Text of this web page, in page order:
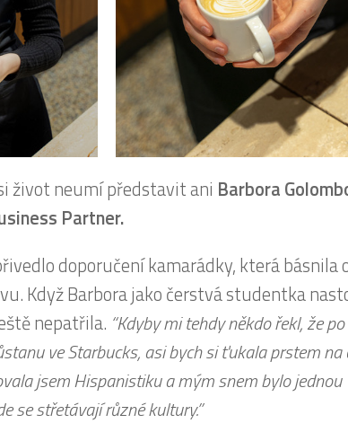
život neumí představit ani Barbora
Partner.
doporučení kamarádky, která básnila
Když Barbora jako čerstvá studentka
nepatřila. “Kdyby mi tehdy někdo řekl, že po
ve Starbucks, asi bych si ťukala prstem na
jsem Hispanistiku a mým snem bylo jednou
se střetávají různé kultury.”